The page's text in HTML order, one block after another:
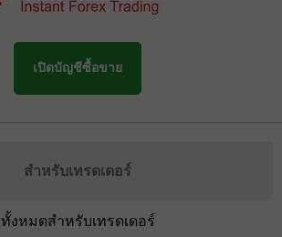
เปิดบัญชีซื้อขาย
สำหรับเทรดเดอร์
ทั้งหมดสำหรับเทรดเดอร์